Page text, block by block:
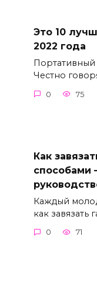
Это 10
2022 года
Честно
0 75
Как
способами
Каждый
как завязать
0 71